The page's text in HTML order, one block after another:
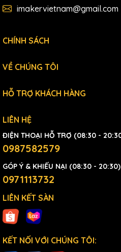
imakervietnam@gmail.com
CHÍNH SÁCH
VỀ CHÚNG TÔI
HỖ TRỢ KHÁCH HÀNG
LIÊN HỆ
ĐIỆN THOẠI HỖ TRỢ (08:30 -
0987582579
GÓP Ý & KHIẾU NẠI (08:30 - 20:30)
0971113732
LIÊN KẾT SÀN
KẾT NỐI VỚI CHÚNG TÔI: